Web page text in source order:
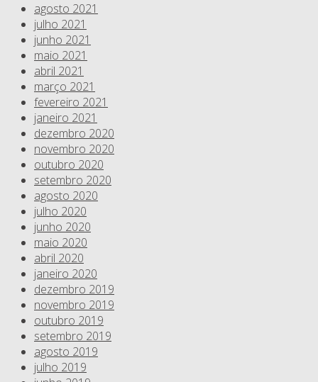
agosto 2021
julho 2021
junho 2021
maio 2021
abril 2021
março 2021
fevereiro 2021
janeiro 2021
dezembro 2020
novembro 2020
outubro 2020
setembro 2020
agosto 2020
julho 2020
junho 2020
maio 2020
abril 2020
janeiro 2020
dezembro 2019
novembro 2019
outubro 2019
setembro 2019
agosto 2019
julho 2019